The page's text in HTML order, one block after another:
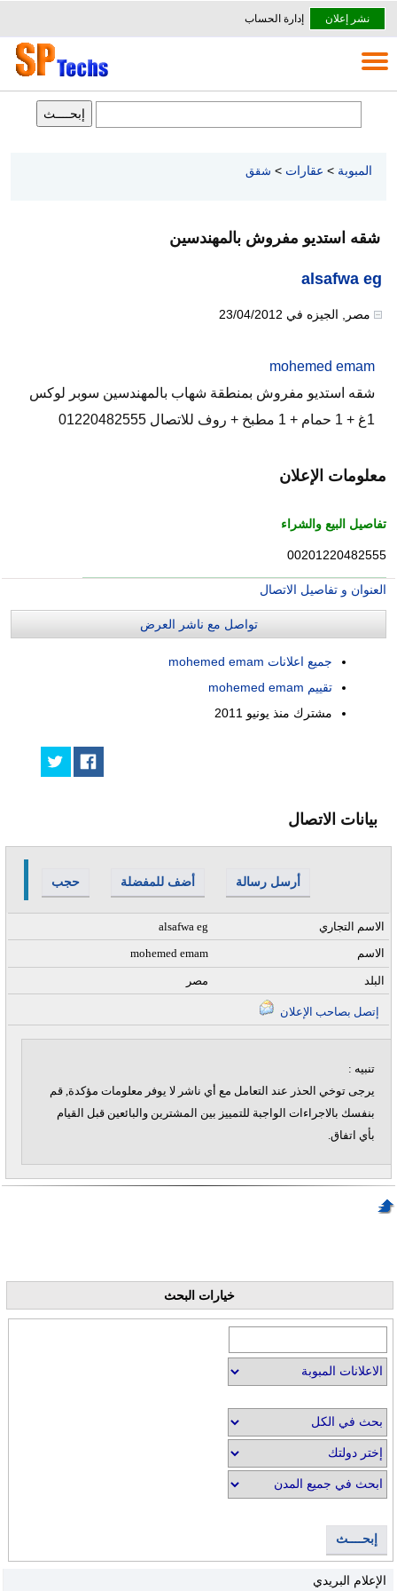
نشر إعلان إدارة الحساب
المبوبة > عقارات > شقق
شقه استديو مفروش بالمهندسين
alsafwa eg
مصر الجيزه في 23/04/2012
mohemed emam
شقه استديو مفروش بمنطقة شهاب بالمهندسين سوبر لوكس
1غ + 1 حمام + 1 مطبخ + روف للاتصال 01220482555
معلومات الإعلان
تفاصيل البيع والشراء
00201220482555
العنوان و تفاصيل الاتصال
تواصل مع ناشر العرض
جميع اعلانات mohemed emam
تقييم mohemed emam
مشترك منذ يونيو 2011
بيانات الاتصال
حجب أضف للمفضلة أرسل رسالة
alsafwa eg
الاسم التجاري
mohemed emam
الاسم
مصر البلد
تنبيه :
يرجى توخي الحذر عند التعامل مع أي ناشر لا يوفر معلومات مؤكدة, قم
بنفسك بالاجراءات الواجبة للتمييز بين المشترين والبائعين قبل القيام
بأي اتفاق.
خيارات البحث
إبحــــث
الإعلام البريدي